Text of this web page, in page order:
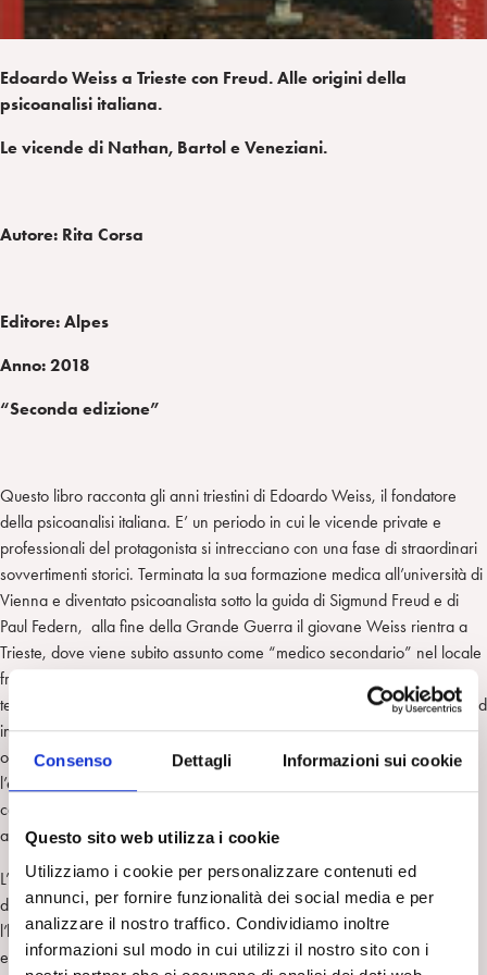
Consenso Dettagli Informazioni sui cookie
Questo sito web utilizza i cookie
Utilizziamo i cookie per personalizzare contenuti ed
annunci, per fornire funzionalità dei social media e per
analizzare il nostro traffico. Condividiamo inoltre
informazioni sul modo in cui utilizzi il nostro sito con i
Edoardo Weiss a Trieste con Freud. Alle origini della
psicoanalisi italiana.
Le vicende di Nathan, Bartol e Veneziani.
Autore: Rita Corsa
Editore: Alpes
Anno: 2018
“Seconda edizione”
Questo libro racconta gli anni triestini di Edoardo Weiss, il fondatore
della psicoanalisi italiana. E’ un periodo in cui le vicende private e
professionali del protagonista si intrecciano con una fase di straordinari
sovvertimenti storici. Terminata la sua formazione medica all’università di
Vienna e diventato psicoanalista sotto la guida di Sigmund Freud e di
Paul Federn, alla fine della Grande Guerra il giovane Weiss rientra a
Trieste, dove viene subito assunto come “medico secondario” nel locale
frenocomio. Vi lavorerà per circa un decennio, lasciando ampie
testimonianze della sua attività clinica. Nel contempo, Weiss si dedica ad
introdurre la novella scienza psicoanalitica nel contesto cittadino,
operando in stretto contatto epistolare con Freud e con Federn. Tuttavia,
l’euforia psicoanalitica che infiamma gli animi degli intellettuali riuniti nei
caffè non cattura l’
apostolato si scontra con ostacoli e incontra cocenti delusioni.
L’autrice si è avventurata in una lunga e appassionata ricerca di
documenti inediti d’archivio e delle cartelle psichiatriche originali, che
l’ha condotta a esplorare zone buie e sfocate della biografia weissiana
e di quell’epoca tanto travagliata.